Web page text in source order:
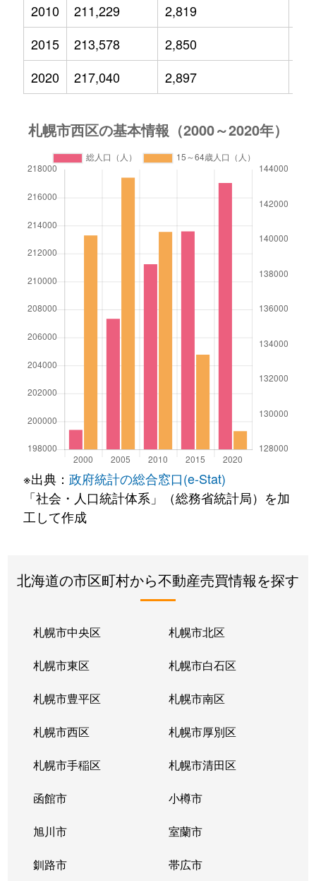
2010
211,229 2,819
2015
213,578 2,850
2020
217,040 2,897
※出典： 政府統計の総合窓口(e-Stat)
「社会・人口統計体系」（総務省統計局）を加
工して作成
北海道の市区町村から不動産売買情報を探す
札幌市中央区 札幌市北区
札幌市東区 札幌市白石区
札幌市豊平区 札幌市南区
札幌市西区 札幌市厚別区
札幌市手稲区 札幌市清田区
函館市 小樽市
旭川市 室蘭市
釧路市 帯広市